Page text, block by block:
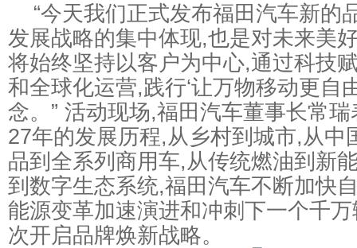
“今天我们正式发布福田汽车新的
发展战略的集中体现,也是对未来美
将始终坚持以客户为中心,通过科技
和全球化运营,践行‘让万物移动更自
念。” 活动现场,福田汽车董事长常
27年的发展历程,从乡村到城市,从中
品到全系列商用车,从传统燃油到新
到数字生态系统,福田汽车不断加快
能源变革加速演进和冲刺下一个千
次开启品牌焕新战略。